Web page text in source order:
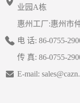
业园A栋
惠州工厂:惠州市
电 话: 86-0755-
传 真: 86-0755-
E-mail: